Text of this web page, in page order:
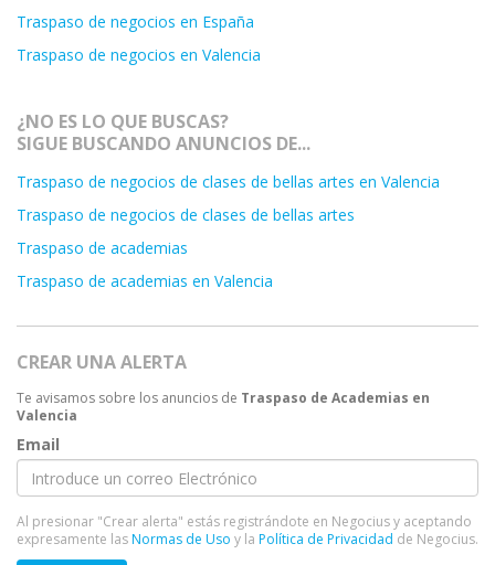
Traspaso de negocios en España
Traspaso de negocios en Valencia
¿NO ES LO QUE BUSCAS?
SIGUE BUSCANDO ANUNCIOS DE...
Traspaso de negocios de clases de bellas artes en Valencia
Traspaso de negocios de clases de bellas artes
Traspaso de academias
Traspaso de academias en Valencia
CREAR UNA ALERTA
Te avisamos sobre los anuncios de Traspaso de Academias en
Valencia
Email
Al presionar "Crear alerta" estás registrándote en Negocius y aceptando
expresamente lasNormas de Uso y la Política de Privacidad de Negocius.